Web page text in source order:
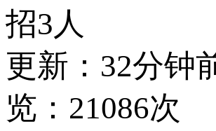
招3人
更新：32分钟
览：21086次